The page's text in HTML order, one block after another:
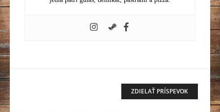
ZDIELAŤ PRÍSPEVOK